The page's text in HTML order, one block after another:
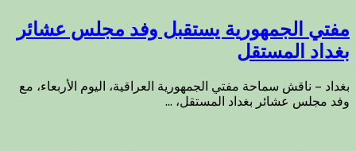
مفتي الجمهورية يستقبل وفد مجلس عشائر
بغداد المستقل
بغداد – ناقش سماحة مفتي الجمهورية العراقية، اليوم الأربعاء، مع
وفد مجلس عشائر بغداد المستقل، ...